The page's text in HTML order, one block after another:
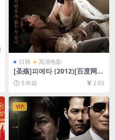
日韩 高清电影
[圣殇]피에타 (2012)[百度网盘
+迅雷云盘资源1080P超清未
删减][MP4/6.5GB][韩语中字]
5 年前 2.93
VIP